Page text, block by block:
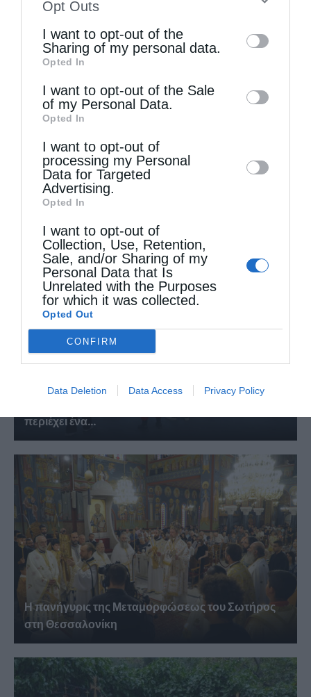
information by third parties on the IAB’s list
of downstream participants. This
information may also be disclosed by us to
third parties on theIAB’s List of
Downstream Participants
disclose it to other third parties.
Opt Outs
I want to opt-out of the
Sharing of my personal data.
Opted In
I want to opt-out of the Sale
of my Personal Data.
Opted In
I want to opt-out of
processing my Personal
Data for Targeted
Advertising.
Opted In
I want to opt-out of
Collection, Use, Retention,
Sale, and/or Sharing of my
Personal Data that Is
Unrelated with the Purposes
for which it was collected.
Opted Out
CONFIRM
Data Deletion Data Access Privacy Policy
περιέχει ένα...
Η πανήγυρις της Μεταμορφώσεως του Σωτήρος
στη Θεσσαλονίκη